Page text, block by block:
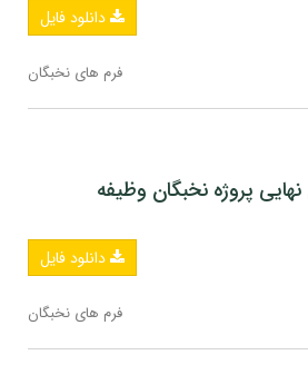
دانلود فایل
فرم های نخبگان
پروژه نخبگان وظیفه
دانلود فایل
فرم های نخبگان